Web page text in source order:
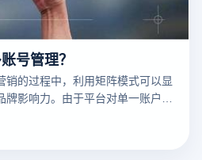
号管理？
销的过程中，利用矩阵模式可以显
影响力。由于平台对单一账户的
，构建一个短视频矩阵系统可以帮
下是详细的步骤和建议，帮助你